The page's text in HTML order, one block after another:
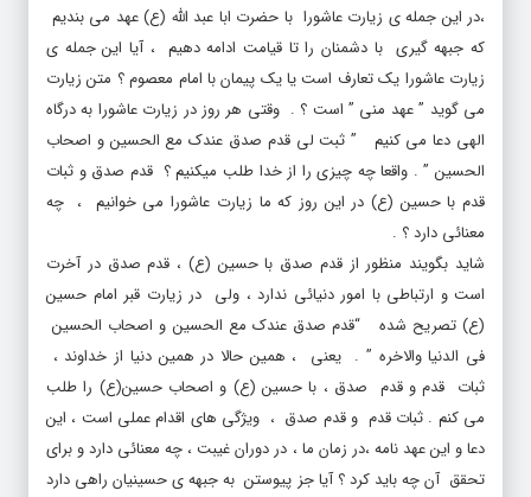
که جبهه گیری با دشمنان را تا قیامت ادامه دهیم ، آیا این جمله ی
زیارت عاشورا یک تعارف است یا یک پیمان با امام معصوم ؟ متن زیارت
می گوید ” عهد منی ” است ؟ . وقتی هر روز در زیارت عاشورا به درگاه
الهی دعا می کنیم ” ثبت لی قدم صدق عندک مع الحسین و اصحاب
الحسین ” . واقعا چه چیزی را از خدا طلب میکنیم ؟ قدم صدق و ثبات
قدم با حسین (ع) در این روز که ما زیارت عاشورا می خوانیم ، چه
معنائی دارد ؟ .
شاید بگویند منظور از قدم صدق با حسین (ع) ، قدم صدق در آخرت
است و ارتباطی با امور دنیائی ندارد ، ولی در زیارت قبر امام حسین
(ع) تصریح شده “قدم صدق عندک مع الحسین و اصحاب الحسین
فی الدنیا والاخره ” . یعنی ، همین حالا در همین دنیا از خداوند ،
ثبات قدم و قدم صدق ، با حسین (ع) و اصحاب حسین(ع) را طلب
می کنم . ثبات قدم و قدم صدق ، ویژگی های اقدام عملی است ، این
دعا و این عهد نامه ،در زمان ما ، در دوران غیبت ، چه معنائی دارد و برای
تحقق آن چه باید کرد ؟ آیا جز پیوستن به جبهه ی حسینیان راهی دارد
؟. وقتی در زیارت عاشورا دعامیکنیم و از خدا می خواهیم ما را خونخواه